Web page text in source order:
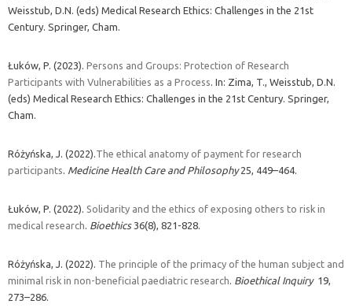
Weisstub, D.N. (eds) Medical Research Ethics: Challenges in the 21st
Century. Springer, Cham.
Łuków, P. (2023). Persons and Groups: Protection of Research
Participants with Vulnerabilities as a Process . In: Zima, T., Weisstub, D.N.
(eds) Medical Research Ethics: Challenges in the 21st Century. Springer,
Cham.
Różyńska, J. (2022). The ethical anatomy of payment for research
participants Medicine Health Care and Philosophy25, 449–464.
Łuków, P. (2022). Solidarity and the ethics of exposing others to risk in
medical research Bioethics36(8), 821-828.
Różyńska, J. (2022). The principle of the primacy of the human subject and
minimal risk in non-beneficial paediatric research Bioethical Inquiry 19,
273–286.